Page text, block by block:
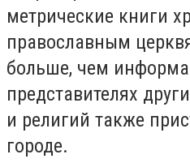
метрические книги
православным
больше, чем
представителях
и религий также
городе.